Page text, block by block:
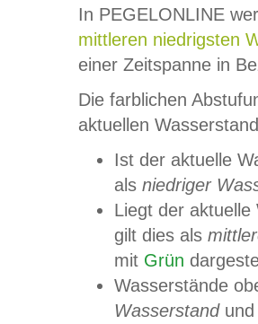
In PEGELONLINE
mittleren niedrigsten
einer Zeitspanne in
Die farblichen
aktuellen
Ist der aktuelle
als niedriger
Liegt der
gilt dies als
mit Grün
Wasserstände
Wasserstandund